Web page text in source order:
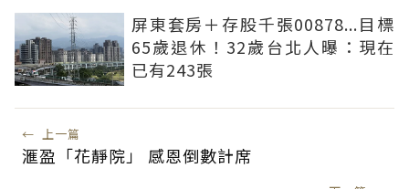
屏東套房＋存股千張00878...目標
65歲退休！32歲台北人曝：現在
已有243張
← 上一篇
滙盈「花靜院」 感恩倒數計席